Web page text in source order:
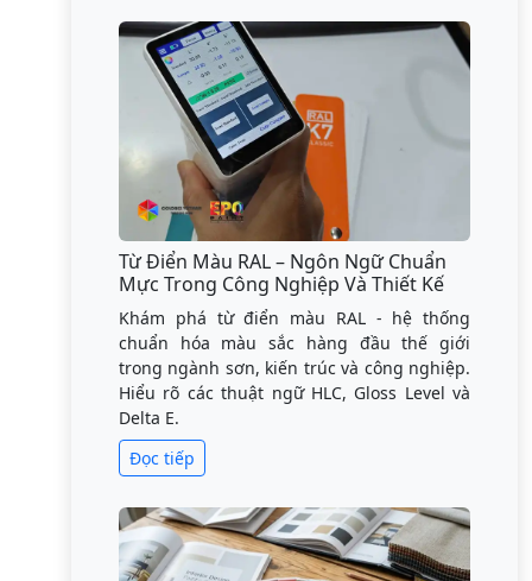
Từ Điển Màu RAL – Ngôn Ngữ Chuẩn
Mực Trong Công Nghiệp Và Thiết Kế
Khám phá từ điển màu RAL - hệ thống
chuẩn hóa màu sắc hàng đầu thế giới
trong ngành sơn, kiến trúc và công nghiệp.
Hiểu rõ các thuật ngữ HLC, Gloss Level và
Delta E.
Đọc tiếp